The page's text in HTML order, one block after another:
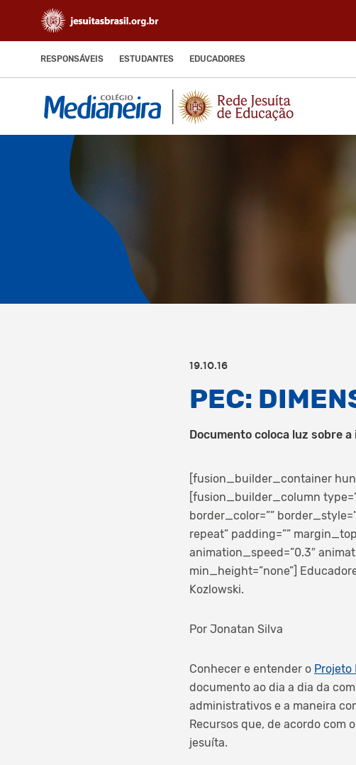
RESPONSÁVEIS ESTUDANTES EDUCADORES
19.10.16
PEC:
Documento coloca luz sobre
[fusion_builder_container
[fusion_builder_column
border_color=””
repeat” padding=””
animation_speed=”0.3″
min_height=”none”]
Kozlowski.
Por Jonatan Silva
Conhecer e entender o Projeto
documento ao dia a dia da
administrativos e a maneira
Recursos que, de acordo com
jesuíta.